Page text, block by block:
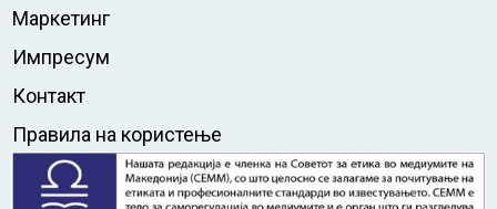
Маркетинг
Импресум
Контакт
Правила на користење